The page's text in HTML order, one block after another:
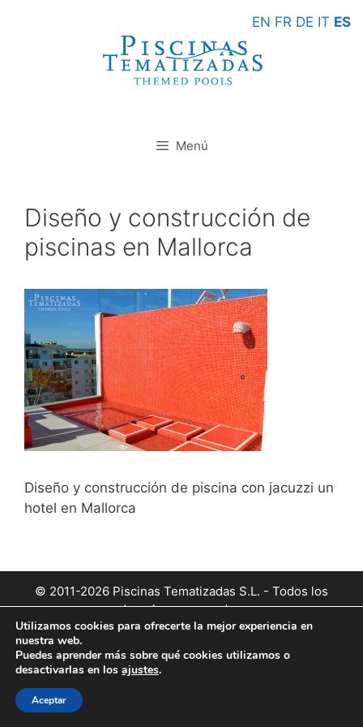
Menú
Diseño y construcción de
piscinas en Mallorca
Diseño y construcción de piscina con jacuzzi un
hotel en Mallorca
© 2011-2026 Piscinas Tematizadas S.L. - Todos los
derechos reservados.
EN FR DE IT ES
Utilizamos cookies para ofrecerte la mejor experiencia en
nuestra web.
Puedes aprender más sobre qué cookies utilizamos o
desactivarlas en los ajustes.
Aceptar